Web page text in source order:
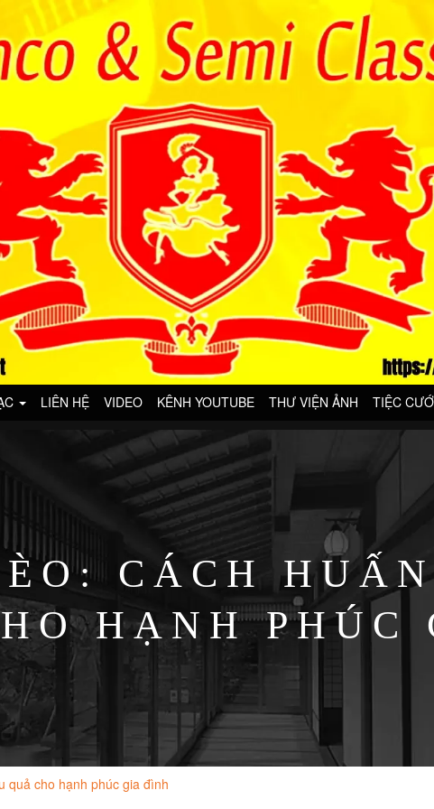
LIÊN HỆ VIDEO KÊNH YOUTUBE THƯ VIỆN ẢNH TIỆC
CÁCH
HẠNH
quả cho hạnh phúc gia đình